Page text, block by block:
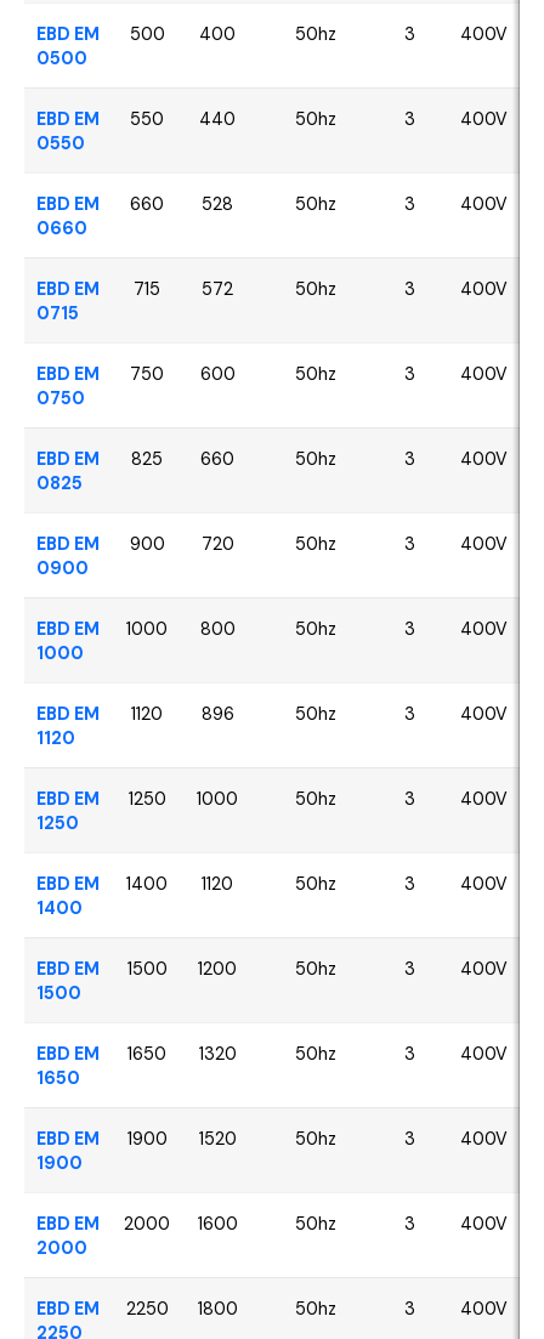
EBD EM
0500
500 400 50hz 3 400V
EBD EM
0550
550 440 50hz 3 400V
EBD EM
0660
660 528 50hz 3 400V
EBD EM
0715
715 572 50hz 3 400V
EBD EM
0750
750 600 50hz 3 400V
EBD EM
0825
825 660 50hz 3 400V
EBD EM
0900
900 720 50hz 3 400V
EBD EM
1000
1000 800 50hz 3 400V
EBD EM
1120
1120 896 50hz 3 400V
EBD EM
1250
1250 1000 50hz 3 400V
EBD EM
1400
1400 1120 50hz 3 400V
EBD EM
1500
1500 1200 50hz 3 400V
EBD EM
1650
1650 1320 50hz 3 400V
EBD EM
1900
1900 1520 50hz 3 400V
EBD EM
2000
2000 1600 50hz 3 400V
EBD EM
2250
2250 1800 50hz 3 400V